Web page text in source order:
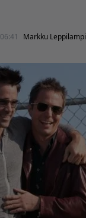
Markku Leppilampi